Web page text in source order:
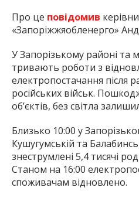
Про це повідомив
«Запоріжжяобленерго»
У Запорізькому районі та
тривають роботи з
електропостачання після
російських військ.
об’єктів, без світла
Близько 10:00 у
Кушугумській та
знеструмлені 5,4 тисячі
Станом на 16:00
споживачам відновлено.